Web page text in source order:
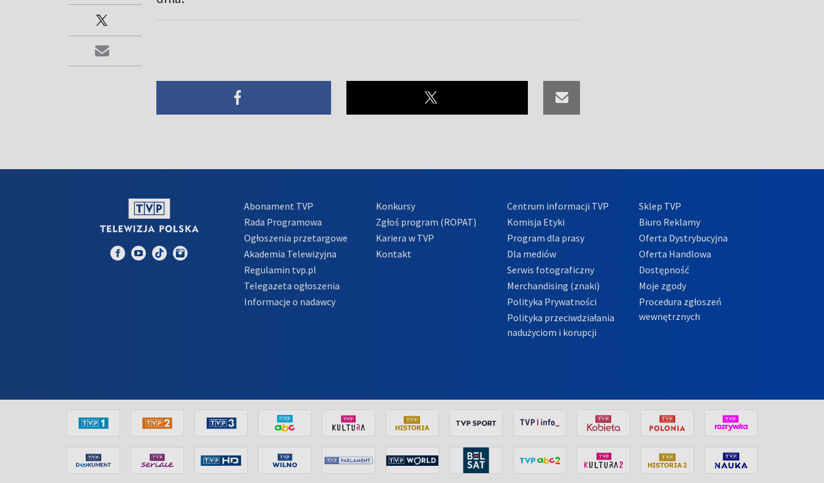
Abonament TVP
Rada Programowa
Ogłoszenia przetargowe
Akademia Telewizyjna
Regulamin tvp.pl
Telegazeta ogłoszenia
Informacje o nadawcy
Konkursy
Zgłoś program (ROPAT)
Kariera w TVP
Kontakt
Centrum informacji TVP
Komisja Etyki
Program dla prasy
Dla mediów
Serwis fotograficzny
Merchandising (znaki)
Polityka Prywatności
Polityka przeciwdziałania
nadużyciom i korupcji
Sklep TVP
Biuro Reklamy
Oferta Dystrybucyjna
Oferta Handlowa
Dostępność
Moje zgody
Procedura zgłoszeń
wewnętrznych